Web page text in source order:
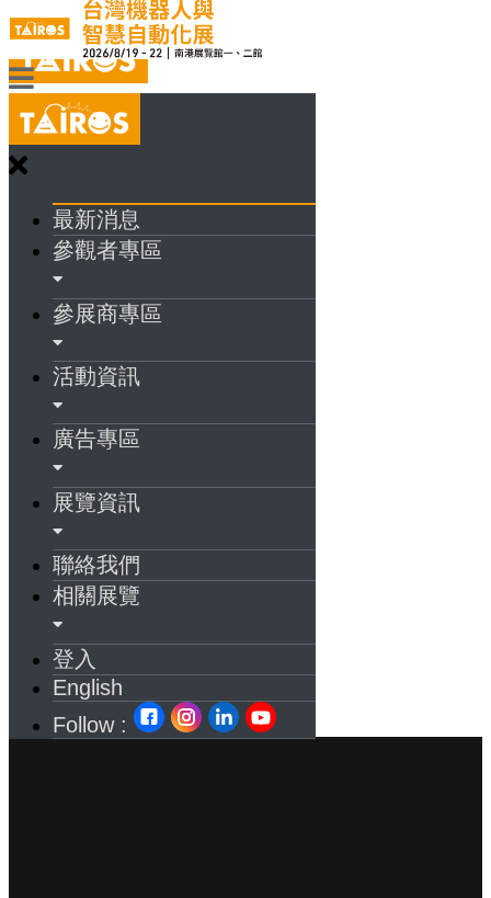
最新消息
參觀者專區
參展商專區
活動資訊
廣告專區
展覽資訊
聯絡我們
相關展覽
登入
English
Follow :